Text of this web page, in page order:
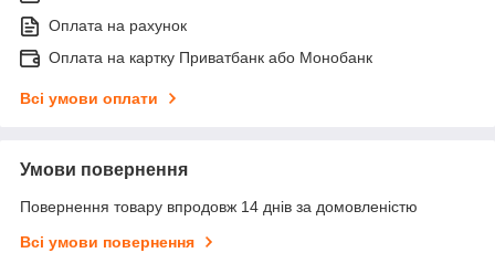
Оплата на рахунок
Оплата на картку Приватбанк або Монобанк
Всі умови оплати
Умови повернення
Повернення товару впродовж 14 днів за домовленістю
Всі умови повернення